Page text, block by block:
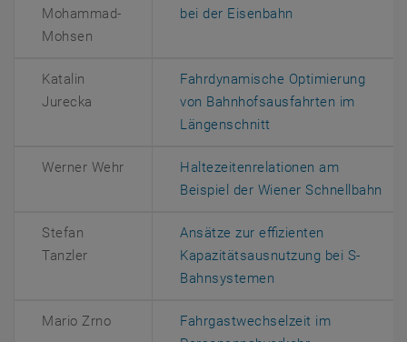
Mohammad-
Mohsen
bei der Eisenbahn
Katalin
Jurecka
Fahrdynamische Optimierung
von Bahnhofsausfahrten im
Längenschnitt
Werner Wehr
Haltezeitenrelationen am
Beispiel der Wiener Schnellbahn
Stefan
Tanzler
Ansätze zur effizienten
Kapazitätsausnutzung bei S-
Bahnsystemen
Mario Zrno
Fahrgastwechselzeit im